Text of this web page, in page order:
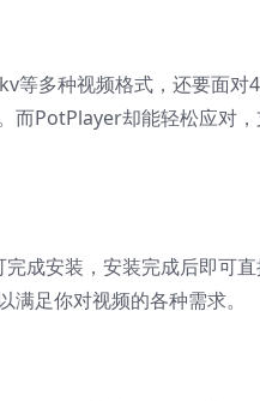
多种视频格式，还要面对
而PotPlayer却能轻松应对
成安装，安装完成后即可
足你对视频的各种需求。